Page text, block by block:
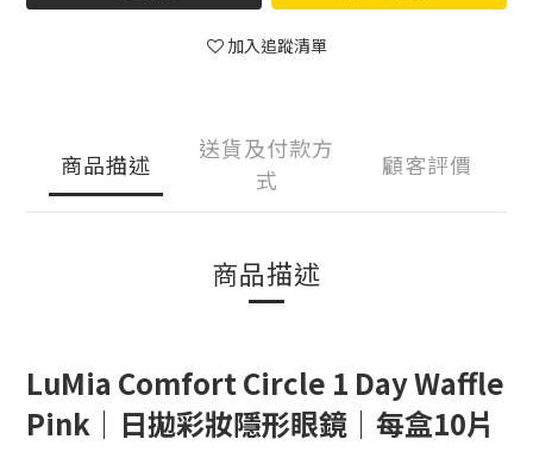
加入追蹤清單
商品描述
送貨及付款方
式
顧客評價
商品描述
LuMia Comfort Circle 1 Day Waffle
Pink｜日拋彩妝隱形眼鏡｜每盒10片